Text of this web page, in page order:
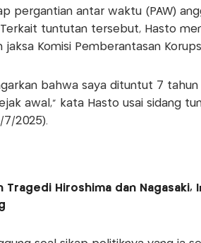
pergantian antar waktu (PAW)
tuntutan tersebut, Hasto
Komisi Pemberantasan
bahwa saya dituntut 7
awal," kata Hasto usai sidang
7/2025).
Tragedi Hiroshima dan Nagasaki,